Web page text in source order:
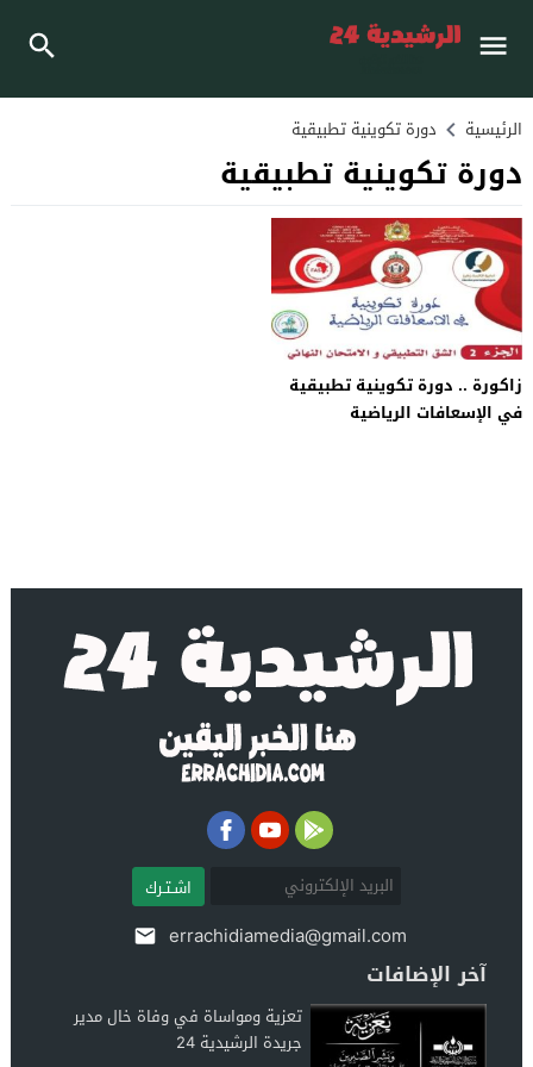
الرئيسية دورة تكوينية تطبيقية
دورة تكوينية تطبيقية
زاكورة .. دورة تكوينية تطبيقية
في الإسعافات الرياضية
اشـتـرك
errachidiamedia@gmail.com
آخر الإضافات
تعزية ومواساة في وفاة خال مدير
جريدة الرشيدية 24